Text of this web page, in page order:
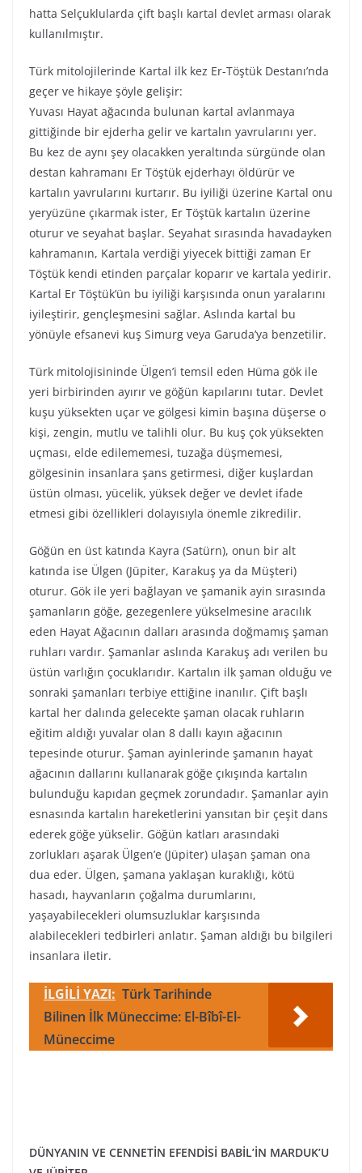
hatta Selçuklularda çift başlı kartal devlet arması olarak
kullanılmıştır.
Türk mitolojilerinde Kartal ilk kez Er-Töştük Destanı’nda
geçer ve hikaye şöyle gelişir:
Yuvası Hayat ağacında bulunan kartal avlanmaya
gittiğinde bir ejderha gelir ve kartalın yavrularını yer.
Bu kez de aynı şey olacakken yeraltında sürgünde olan
destan kahramanı Er Töştük ejderhayı öldürür ve
kartalın yavrularını kurtarır. Bu iyiliği üzerine Kartal onu
yeryüzüne çıkarmak ister, Er Töştük kartalın üzerine
oturur ve seyahat başlar. Seyahat sırasında havadayken
kahramanın, Kartala verdiği yiyecek bittiği zaman Er
Töştük kendi etinden parçalar koparır ve kartala yedirir.
Kartal Er Töştük’ün bu iyiliği karşısında onun yaralarını
iyileştirir, gençleşmesini sağlar. Aslında kartal bu
yönüyle efsanevi kuş Simurg veya Garuda’ya benzetilir.
Türk mitolojisininde Ülgen’i temsil eden Hüma gök ile
yeri birbirinden ayırır ve göğün kapılarını tutar. Devlet
kuşu yüksekten uçar ve gölgesi kimin başına düşerse o
kişi, zengin, mutlu ve talihli olur. Bu kuş çok yüksekten
uçması, elde edilememesi, tuzağa düşmemesi,
gölgesinin insanlara şans getirmesi, diğer kuşlardan
üstün olması, yücelik, yüksek değer ve devlet ifade
etmesi gibi özellikleri dolayısıyla önemle zikredilir.
Göğün en üst katında Kayra (Satürn), onun bir alt
katında ise Ülgen (Jüpiter, Karakuş ya da Müşteri)
oturur. Gök ile yeri bağlayan ve şamanik ayin sırasında
şamanların göğe, gezegenlere yükselmesine aracılık
eden Hayat Ağacının dalları arasında doğmamış şaman
ruhları vardır. Şamanlar aslında Karakuş adı verilen bu
üstün varlığın çocuklarıdır. Kartalın ilk şaman olduğu ve
sonraki şamanları terbiye ettiğine inanılır. Çift başlı
kartal her dalında gelecekte şaman olacak ruhların
eğitim aldığı yuvalar olan 8 dallı kayın ağacının
tepesinde oturur. Şaman ayinlerinde şamanın hayat
ağacının dallarını kullanarak göğe çıkışında kartalın
bulunduğu kapıdan geçmek zorundadır. Şamanlar ayin
esnasında kartalın hareketlerini yansıtan bir çeşit dans
ederek göğe yükselir. Göğün katları arasındaki
zorlukları aşarak Ülgen’e (Jüpiter) ulaşan şaman ona
dua eder. Ülgen, şamana yaklaşan kuraklığı, kötü
hasadı, hayvanların çoğalma durumlarını,
yaşayabilecekleri olumsuzluklar karşısında
alabilecekleri tedbirleri anlatır. Şaman aldığı bu bilgileri
insanlara iletir.
İLGİLİ YAZI: Türk Tarihinde
Bilinen İlk Müneccime: El-Bîbî-El-
Müneccime
DÜNYANIN VE CENNETİN EFENDİSİ BABİL’İN MARDUK’U